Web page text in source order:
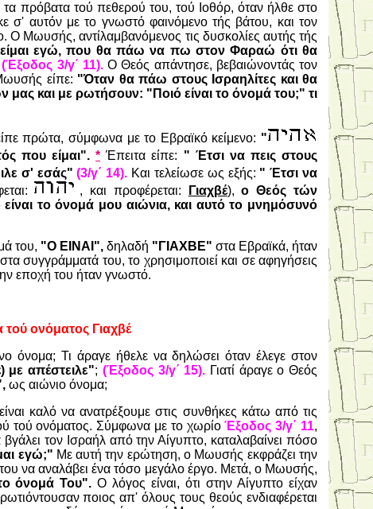
πρόβατα τού πεθερού του, τού Ιοθόρ, όταν ήλθε στο
σ' αυτόν με το γνωστό φαινόμενο τής βάτου, και τον
Ο Μωυσής, αντίλαμβανόμενος τις δυσκολίες αυτής τής
εγώ, που θα πάω να πω στον Φαραώ ότι θα
(Έξοδος 3/γ΄ 11). Ο Θεός απάντησε, βεβαιώνοντάς τον
είπε: "Όταν θα πάω στους Ισραηλίτες και θα
μας και με ρωτήσουν: "Ποιό είναι το όνομά του;" τι
πρώτα, σύμφωνα με το Εβραϊκό κείμενο: "
που είμαι".* Έπειτα είπε: " Έτσι να πεις στους
σ' εσάς" (3/γ΄ 14). Και τελείωσε ως εξής: " Έτσι να
, και προφέρεται: Γιαχβέ), ο Θεός τών
το όνομά μου αιώνια, και αυτό το μνημόσυνό
του, "Ο ΕΙΝΑΙ",δηλαδή "ΓΙΑΧΒΕ" στα Εβραϊκά, ήταν
συγγράμματά του, το χρησιμοποιεί και σε αφηγήσεις
εποχή του ήταν γνωστό.
ονόματος Γιαχβέ
όνομα; Τι άραγε ήθελε να δηλώσει όταν έλεγε στον
με απέστειλε"; (Έξοδος 3/γ΄ 15). Γιατί άραγε ο Θεός
ως αιώνιο όνομα;
καλό να ανατρέξουμε στις συνθήκες κάτω από τις
τού ονόματος. Σύμφωνα με το χωρίοΈξοδος 3/γ΄ 11,
τον Ισραήλ από την Αίγυπτο, καταλαβαίνει πόσο
εγώ;" Με αυτή την ερώτηση, ο Μωυσής εκφράζει την
να αναλάβει ένα τόσο μεγάλο έργο. Μετά, ο Μωυσής,
όνομά Του". Ο λόγος είναι, ότι στην Αίγυπτο είχαν
ποιος απ' όλους τους θεούς ενδιαφέρεται